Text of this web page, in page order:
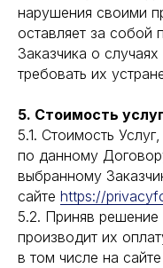
нарушения своими
оставляет за собой
Заказчика о
требовать их
5. Стоимость
5.1. Стоимость
по данному
выбранному
сайте https://
5.2. Приняв решение
производит их
в том числе на сайте